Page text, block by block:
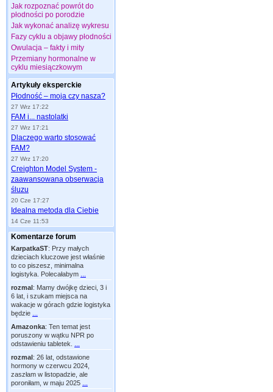
Jak rozpoznać powrót do
płodności po porodzie
Jak wykonać analizę wykresu
Fazy cyklu a objawy płodności
Owulacja – fakty i mity
Przemiany hormonalne w
cyklu miesiączkowym
Artykuły eksperckie
Płodność – moja czy nasza?
27 Wrz 17:22
FAM i... nastolatki
27 Wrz 17:21
Dlaczego warto stosować
FAM?
27 Wrz 17:20
Creighton Model System -
zaawansowana obserwacja
śluzu
20 Cze 17:27
Idealna metoda dla Ciebie
14 Cze 11:53
Komentarze forum
KarpatkaST: Przy małych
dzieciach kluczowe jest właśnie
to co piszesz, minimalna
logistyka. Polecałabym
rozmal: Mamy dwójkę dzieci, 3 i
6 lat, i szukam miejsca na
wakacje w górach gdzie logistyka
będzie
Amazonka: Ten temat jest
poruszony w wątku NPR po
odstawieniu tabletek.
rozmal: 26 lat, odstawione
hormony w czerwcu 2024,
zaszłam w listopadzie, ale
poroniłam, w maju 2025